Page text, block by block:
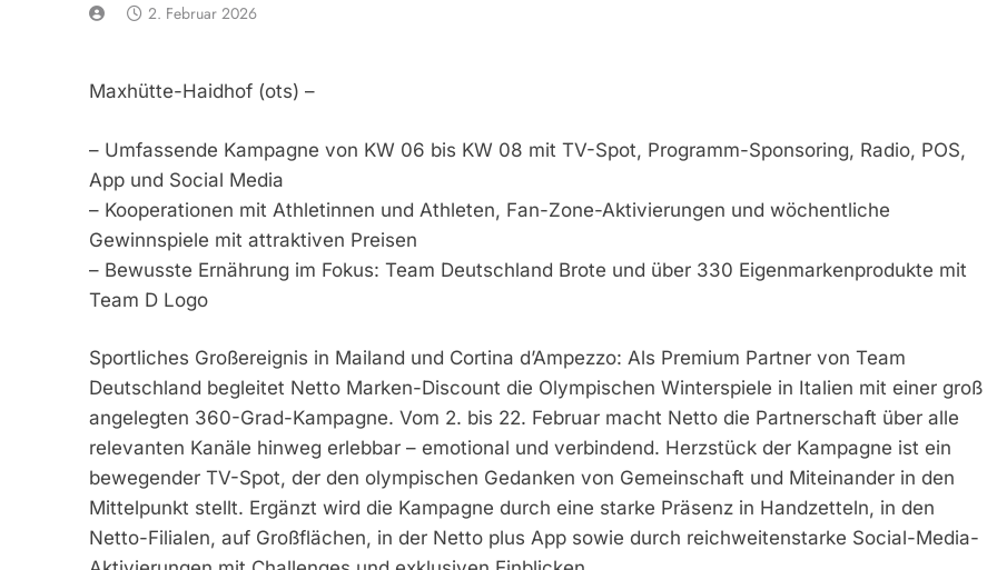
2. Februar 2026
Maxhütte-Haidhof (ots) –
– Umfassende Kampagne von KW 06 bis KW 08 mit TV-Spot, Programm-Sponsoring, Radio, POS,
App und Social Media
– Kooperationen mit Athletinnen und Athleten, Fan-Zone-Aktivierungen und wöchentliche
Gewinnspiele mit attraktiven Preisen
– Bewusste Ernährung im Fokus: Team Deutschland Brote und über 330 Eigenmarkenprodukte mit
Team D Logo
Sportliches Großereignis in Mailand und Cortina d’Ampezzo: Als Premium Partner von Team
Deutschland begleitet Netto Marken-Discount die Olympischen Winterspiele in Italien mit einer groß
angelegten 360-Grad-Kampagne. Vom 2. bis 22. Februar macht Netto die Partnerschaft über alle
relevanten Kanäle hinweg erlebbar – emotional und verbindend. Herzstück der Kampagne ist ein
bewegender TV-Spot, der den olympischen Gedanken von Gemeinschaft und Miteinander in den
Mittelpunkt stellt. Ergänzt wird die Kampagne durch eine starke Präsenz in Handzetteln, in den
Netto-Filialen, auf Großflächen, in der Netto plus App sowie durch reichweitenstarke Social-Media-